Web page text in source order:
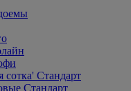
Стандарт
Стандарт